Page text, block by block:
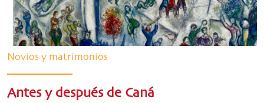
Novios y matrimonios
Antes y después de Caná